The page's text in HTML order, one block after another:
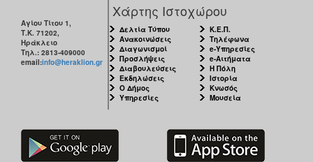
Αγίου Τίτου 1,
Τ.Κ. 71202,
Ηράκλειο
Τηλ.: 2813-409000
email:info@heraklion.gr
Χάρτης Ιστοχώρου
Δελτία Τύπου
Ανακοινώσεις
Διαγωνισμοί
Προσλήψεις
Διαβουλεύσεις
Εκδηλώσεις
Ο Δήμος
Υπηρεσίες
Κ.Ε.Π.
Τηλέφωνα
e-Υπηρεσίες
e-Αιτήματα
Η Πόλη
Ιστορία
Κνωσός
Μουσεία